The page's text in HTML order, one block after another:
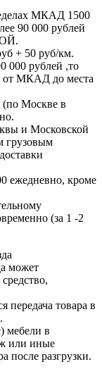
МКАД 1500
90 000 рублей
+ 50 руб/км.
000 рублей ,то
от МКАД до места
(по Москве в
и Московской
грузовым
ежедневно, кроме
(за 1 -2
может
передача товара в
мебели в
или иные
после разгрузки.